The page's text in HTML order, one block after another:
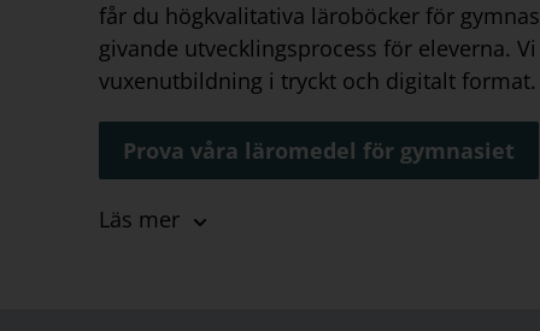
får du högkvalitativa läroböcker för
givande utvecklingsprocess för eleverna.
vuxenutbildning i tryckt och digitalt format.
Prova våra läromedel för gymnasiet
Läroböcker för
Läs mer